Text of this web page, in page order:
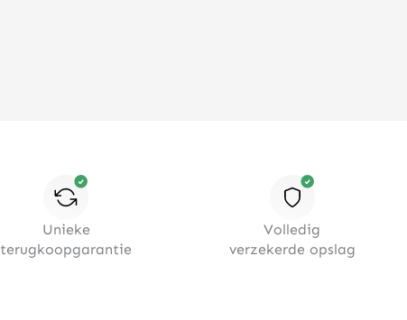
Unieke
terugkoopgarantie
Volledig
verzekerde opslag